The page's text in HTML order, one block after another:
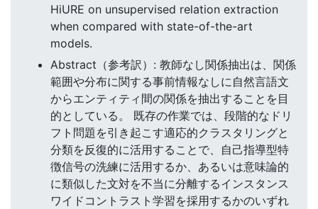
HiURE on unsupervised relation extraction
when compared with state-of-the-art
models.
Abstract（参考訳）: 教師なし関係抽出は、関係
範囲や分布に関する事前情報なしに自然言語文
からエンティティ間の関係を抽出することを目
的としている。 既存の作業では、段階的なドリ
フト問題を引き起こす適応的クラスタリングと
分類を反復的に活用することで、自己指導型特
徴信号の洗練に活用するか、あるいは意味論的
に類似した文対を不当に分離するインスタンス
ワイドコントラスト学習を採用するかのいずれ